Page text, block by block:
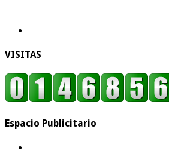
VISITAS
Espacio Publicitario